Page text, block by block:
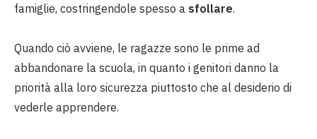
famiglie, costringendole spesso a sfollare.
Quando ciò avviene, le ragazze sono le prime ad
abbandonare la scuola, in quanto i genitori danno la
priorità alla loro sicurezza piuttosto che al desiderio di
vederle apprendere.